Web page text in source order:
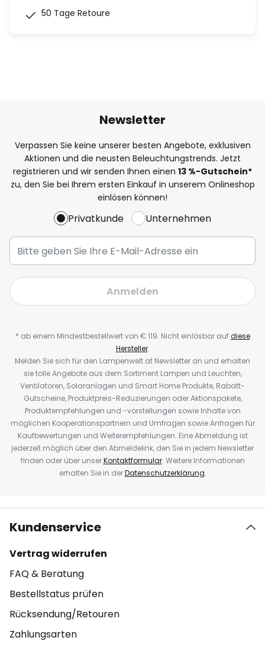
50 Tage Retoure
Newsletter
Verpassen Sie keine unserer besten Angebote, exklusiven
Aktionen und die neusten Beleuchtungstrends. Jetzt
registrieren und wir senden Ihnen einen 13 %-Gutschein*
zu, den Sie bei Ihrem ersten Einkauf in unserem Onlineshop
einlösen können!
Privatkunde Unternehmen
Anmelden
* ab einem Mindestbestellwert von € 119. Nicht einlösbar aufdiese
Hersteller.
Melden Sie sich für den Lampenwelt.at Newsletter an und erhalten
sie tolle Angebote aus dem Sortiment Lampen und Leuchten,
Ventilatoren, Solaranlagen und Smart Home Produkte, Rabatt-
Gutscheine, Produktpreis-Reduzierungen oder Aktionspakete,
Produktempfehlungen und -vorstellungen sowie Inhalte von
möglichen Kooperationspartnern und Umfragen sowie Anfragen für
Kaufbewertungen und Weiterempfehlungen. Eine Abmeldung ist
jederzeit möglich über den Abmeldelink, den Sie in jedem Newsletter
finden oder über unserKontaktformular. Weitere Informationen
erhalten Sie in derDatenschutzerklärung.
Kundenservice
Vertrag widerrufen
FAQ & Beratung
Bestellstatus prüfen
Rücksendung/Retouren
Zahlungsarten